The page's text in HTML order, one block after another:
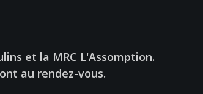
et la MRC L'Assomption.
au rendez-vous.